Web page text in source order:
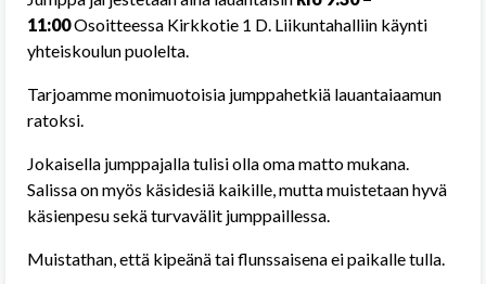
11:00Osoitteessa Kirkkotie 1 D. Liikuntahalliin käynti
yhteiskoulun puolelta.
Tarjoamme monimuotoisia jumppahetkiä lauantaiaamun
ratoksi.
Jokaisella jumppajalla tulisi olla oma matto mukana.
Salissa on myös käsidesiä kaikille, mutta muistetaan hyvä
käsienpesu sekä turvavälit jumppaillessa.
Muistathan, että kipeänä tai flunssaisena ei paikalle tulla.